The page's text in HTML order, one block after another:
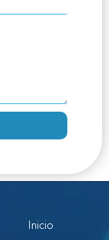
Inicio